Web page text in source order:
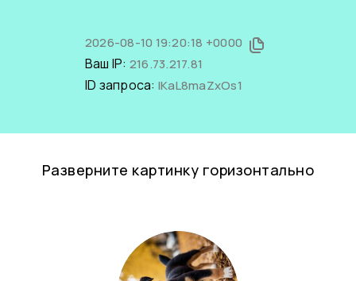
2026-08-10 19:20:18 +0000
Ваш IP: 216.73.217.81
ID запроса: IKaL8maZxOs1
Разверните картинку горизонтально